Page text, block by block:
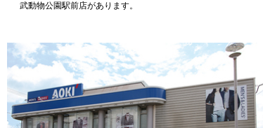
武動物公園駅前店があります。